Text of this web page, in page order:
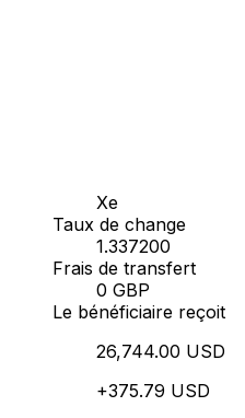
Xe
Taux de change
1.337200
Frais de transfert
0 GBP
Le bénéficiaire reçoit
26,744.00 USD
+375.79 USD